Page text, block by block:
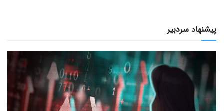
پیشنهاد سردبیر